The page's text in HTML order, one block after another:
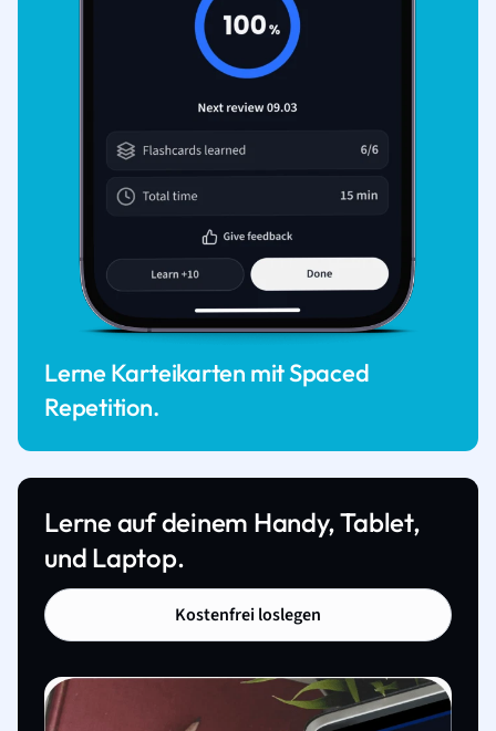
Lerne Karteikarten mit Spaced
Repetition.
Lerne auf deinem Handy, Tablet,
und Laptop.
Kostenfrei loslegen